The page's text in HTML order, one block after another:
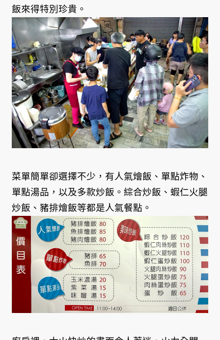
飯來得特別珍貴。
菜單簡單卻選擇不少，有人氣燴飯、單點炸物、
單點湯品，以及多款炒飯。綜合炒飯、蝦仁火腿
炒飯、豬排燴飯等都是人氣餐點。